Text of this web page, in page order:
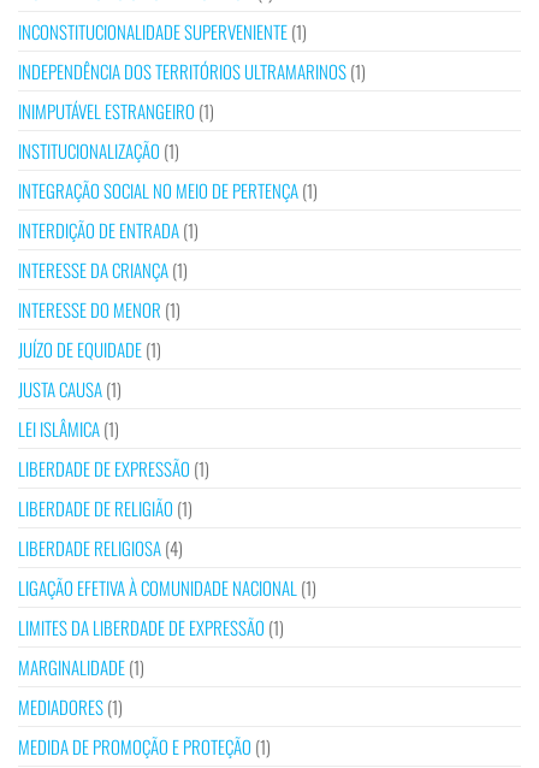
INCONSTITUCIONALIDADE SUPERVENIENTE(1)
INDEPENDÊNCIA DOS TERRITÓRIOS ULTRAMARINOS(1)
INIMPUTÁVEL ESTRANGEIRO (1)
INSTITUCIONALIZAÇÃO (1)
INTEGRAÇÃO SOCIAL NO MEIO DE PERTENÇA(1)
INTERDIÇÃO DE ENTRADA(1)
INTERESSE DA CRIANÇA(1)
INTERESSE DO MENOR (1)
JUÍZO DE EQUIDADE(1)
JUSTA CAUSA(1)
LEI ISLÂMICA(1)
LIBERDADE DE EXPRESSÃO (1)
LIBERDADE DE RELIGIÃO (1)
LIBERDADE RELIGIOSA(4)
LIGAÇÃO EFETIVA À COMUNIDADE NACIONAL (1)
LIMITES DA LIBERDADE DE EXPRESSÃO (1)
MARGINALIDADE(1)
MEDIADORES(1)
MEDIDA DE PROMOÇÃO E PROTEÇÃO (1)